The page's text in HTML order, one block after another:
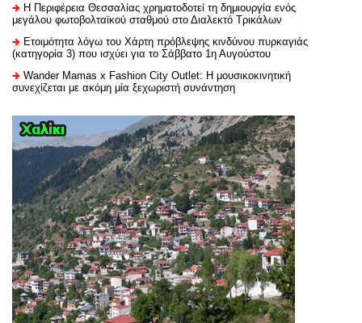
H Περιφέρεια Θεσσαλίας χρηματοδοτεί τη δημιουργία ενός
μεγάλου φωτοβολταϊκού σταθμού στο Διαλεκτό Τρικάλων
Ετοιμότητα λόγω του Χάρτη πρόβλεψης κινδύνου πυρκαγιάς
(κατηγορία 3) που ισχύει για το Σάββατο 1η Αυγούστου
Wander Mamas x Fashion City Outlet: Η μουσικοκινητική
συνεχίζεται με ακόμη μία ξεχωριστή συνάντηση